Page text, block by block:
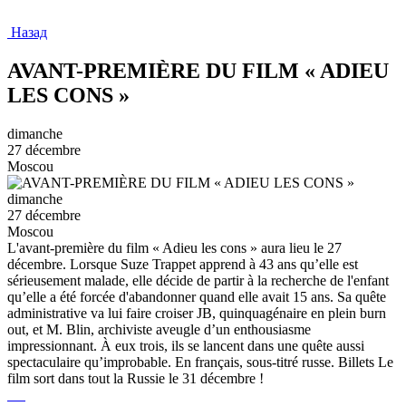
Назад
AVANT-PREMIÈRE DU FILM « ADIEU
LES CONS »
dimanche
27 décembre
Moscou
dimanche
27 décembre
Moscou
L'avant-première du film « Adieu les cons » aura lieu le 27
décembre. Lorsque Suze Trappet apprend à 43 ans qu’elle est
sérieusement malade, elle décide de partir à la recherche de l'enfant
qu’elle a été forcée d'abandonner quand elle avait 15 ans. Sa quête
administrative va lui faire croiser JB, quinquagénaire en plein burn
out, et M. Blin, archiviste aveugle d’un enthousiasme
impressionnant. À eux trois, ils se lancent dans une quête aussi
spectaculaire qu’improbable. En français, sous-titré russe. Billets Le
film sort dans tout la Russie le 31 décembre !